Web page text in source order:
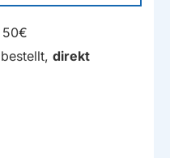
bestellt, direkt